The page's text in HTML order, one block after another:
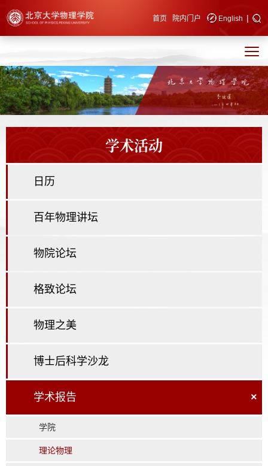
快速导航 首页 院内门户 English |
学术活动
日历
百年物理讲坛
物院论坛
格致论坛
物理之美
博士后科学沙龙
学术报告 ×
学院
理论物理